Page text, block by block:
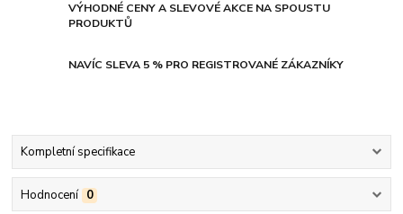
VÝHODNÉ CENY A SLEVOVÉ AKCE NA SPOUSTU
PRODUKTŮ
NAVÍC SLEVA 5 % PRO REGISTROVANÉ ZÁKAZNÍKY
Kompletní specifikace
Hodnocení 0